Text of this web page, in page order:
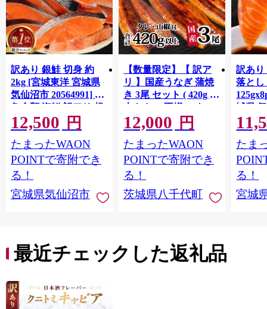
訳あり 銀鮭 切身 約
2kg [宮城東洋 宮城県
気仙沼市 20564991] 鮭
魚介類 海鮮 訳アリ 規
格外 不揃い さけ サケ
鮭切身 シャケ 切り身
冷凍 家庭用 おかず 弁
当 支援 サーモン 銀鮭
切り身 魚 わけあり
12,500 円
たまったWAON
POINTで寄附でき
る！
宮城県気仙沼市
【数量限定】【 訳ア
リ 】国産うなぎ 蒲焼
き 3尾 セット ( 420g )
大きさ の不揃い タ
レ・山椒付き ウナギ
鰻 ふぞろい 不揃い う
な重 ひつまぶし 人気
茨城 八千代町 ふるさ
と納税 冷凍 [SF951ya]
12,000 円
たまったWAON
POINTで寄附でき
る！
茨城県八千代町
訳あり
落とし
城県
お刺し
生 生
鮭 銀
介
たま
る！
宮城
最近チェックした返礼品